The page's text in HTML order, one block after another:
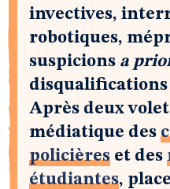
invectives,
robotiques,
suspicions a
Après deux
médiatique des
policières et des
étudiantes,